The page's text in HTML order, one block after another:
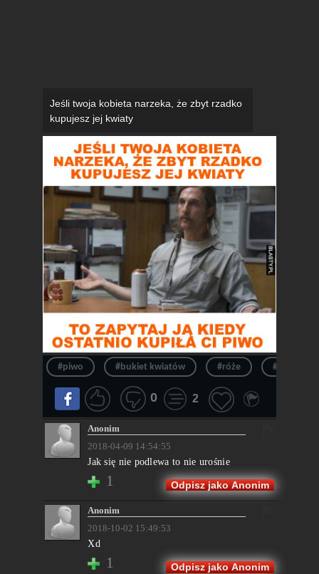
Jeśli twoja kobieta narzeka, że zbyt rzadko
kupujesz jej kwiaty
#piwo #bukiet kwiatów #róże #kupiłaś
0 2
Anonim
2018-04-09 14:54:55
Jak się nie podlewa to nie urośnie
1 Odpisz jako Anonim
Anonim
2018-10-02 15:49:53
Xd
1 Odpisz jako Anonim